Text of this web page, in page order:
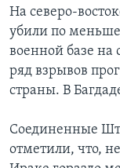
На северо-
убили по
военной базе на
ряд взрывов
страны. В
Соединенные
отметили, что,